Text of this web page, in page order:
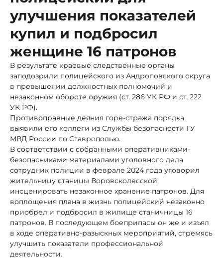
улучшения показателей
купил и подбросил
женщине 16 патронов
В результате краевые следственные органы
заподозрили полицейского из Андроповского округа
в превышении должностных полномочий и
незаконном обороте оружия (ст. 286 УК РФ и ст. 222
УК РФ).
Противоправные деяния горе-стража порядка
выявили его коллеги из Службы безопасности ГУ
МВД России по Ставрополью.
В соответствии с собранными оперативниками-
безопасниками материалами уголовного дела
сотрудник полиции в феврале 2024 года уговорил
жительницу станицы Воровсколесской
инсценировать незаконное хранение патронов. Для
воплощения плана в жизнь полицейский незаконно
приобрел и подбросил в жилище станичницы 16
патронов. В последующем боеприпасы он же и изъял
в ходе оперативно-разыскных мероприятий, стремясь
улучшить показатели профессиональной
деятельности.